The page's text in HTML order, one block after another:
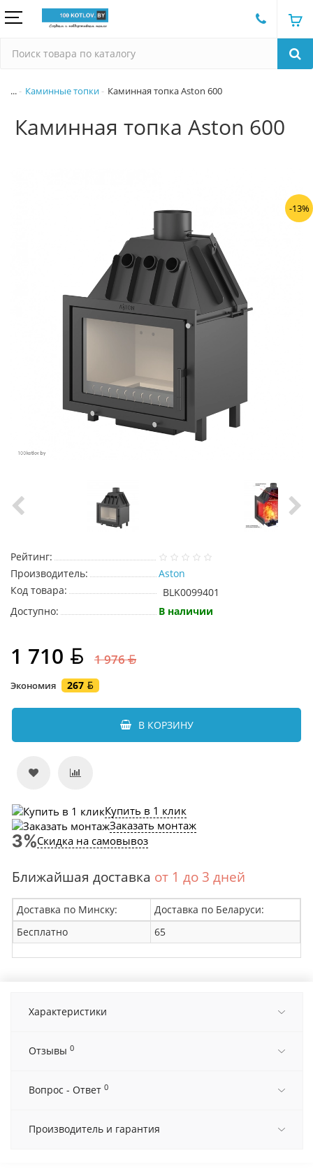
... Каминные топки Каминная топка Aston 600
Каминная топка Aston 600
-13%
Рейтинг:
Производитель:
Aston
Код товара:
BLK0099401
Доступно:
В наличии
1 710 1 976
Экономия 267
В КОРЗИНУ
Купить в 1 клик
Заказать монтаж
Скидка на самовывоз
Ближайшая доставка от 1 до 3 дней
Доставка по Минску:
Доставка по Беларуси:
Бесплатно
65
Характеристики
Отзывы 0
Вопрос - Ответ 0
Производитель и гарантия